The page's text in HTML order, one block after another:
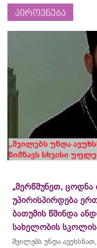
პიროვნება
„მერწმუნეთ, ცოდნა
უპირისპირდება
ბათუმის წმინდა
სახელობის
შვილებს უნდა